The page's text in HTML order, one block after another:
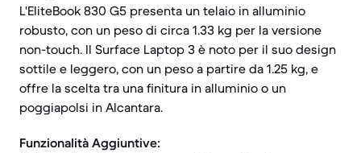
L'EliteBook 830 G5 presenta un telaio in alluminio
robusto, con un peso di circa 1.33 kg per la versione
non-touch. Il Surface Laptop 3 è noto per il suo design
sottile e leggero, con un peso a partire da 1.25 kg, e
offre la scelta tra una finitura in alluminio o un
poggiapolsi in Alcantara.
Funzionalità Aggiuntive: